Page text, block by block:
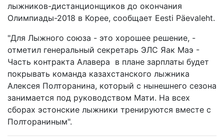
лыжников-дистанционщиков до окончания
Олимпиады-2018 в Корее, сообщает Eesti Päevaleht.
"Для Лыжного союза - это хорошее решение, -
отметил генеральный секретарь ЭЛС Яак Маэ -
Часть контракта Алавера в плане зарплаты будет
покрывать команда казахстанского лыжника
Алексея Полторанина, который с нынешнего сезона
занимается под руководством Мати. На всех
сборах эстонские лыжники тренируются вместе с
Полтораниным".